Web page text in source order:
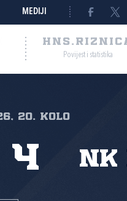
MEDIJI
Povijest i statistika
20. kolo
4